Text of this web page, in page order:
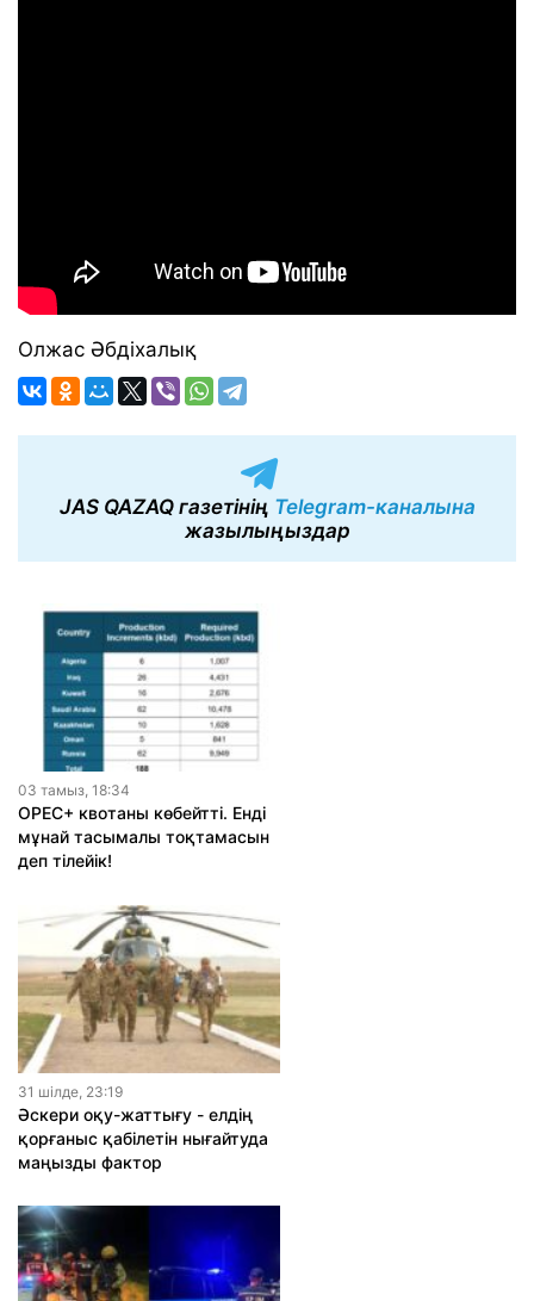
Олжас Әбдіхалық
JAS QAZAQ газетінің Telegram-каналына
жазылыңыздар
03 тамыз, 18:34
OPEC+ квотаны көбейтті. Енді
мұнай тасымалы тоқтамасын
деп тілейік!
31 шiлде, 23:19
Әскери оқу-жаттығу - елдің
қорғаныс қабілетін нығайтуда
маңызды фактор